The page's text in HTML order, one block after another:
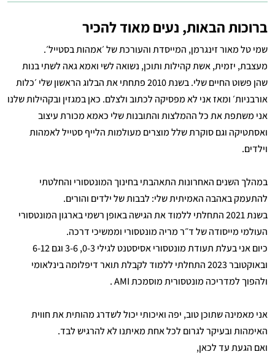
ברוכות הבאות, נעים מאוד להכיר
שמי טל מאור זינגרמן, המייסדת והעורכת של ׳אמהות בסטייל׳.
מעצבת, יזמית, אשת קהילות ותוכן, נשואה לשי ואמא גאה לשתי בנות
שהן פשוט החיים שלי. בשנת 2010 פתחתי את הבלוג הראשון שלי ׳כלות
אורבניות׳ ומאז אני לא מפסיקה לכתוב ולצלם. כאן במגזין ובקהילות שלנו
אני משתפת את כל ההמלצות והתובנות שלי כאמא מכורת עיצוב
ואסתטיקה וגם סוקרת שלל מוצרים מעולמות הלייף סטייל לאמהות
וילדים.
במהלך השנים האחרונות התאהבתי בחינוך המונטסורי והחלטתי
להתעמק באהבה האמיתית שלי: לבבות של ילדים והורים.
בשנת 2021 התחלתי ללמוד את הגישה באופן רשמי בארגון המונטסורי
העולמי מייסודה של ד״ר מריה מונטסורי וממשיכי דרכה.
כיום אני בעלת תעודת מונטסורי אסיסטנט לגילי 0-3, 3-6 וגם 6-12
ובאוקטובר 2023 התחלתי ללמוד לקבלת תואר דיפלומה בינלאומי
ולהפוך למדריכה מונטסורית מוסמכת AMI .
אני מאמינה שתוכן טוב, יפה ואיכותי יכול לשדרג מהותית את חווית
האימהות ובעיקר לגרום לכל אחת מאיתנו לא להרגיש לבד.
ואם הגעת עד לכאן,